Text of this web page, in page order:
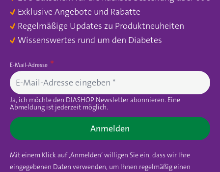
Exklusive Angebote und Rabatte
Regelmäßige Updates zu Produktneuheiten
Wissenswertes rund um den Diabetes
E-Mail-Adresse
Ja, ich möchte den DIASHOP Newsletter abonnieren. Eine
Abmeldung ist jederzeit möglich.
Anmelden
Mit einem Klick auf ‚Anmelden‘ willigen Sie ein, dass wir Ihre
eingegebenen Daten verwenden, um Ihnen regelmäßig einen